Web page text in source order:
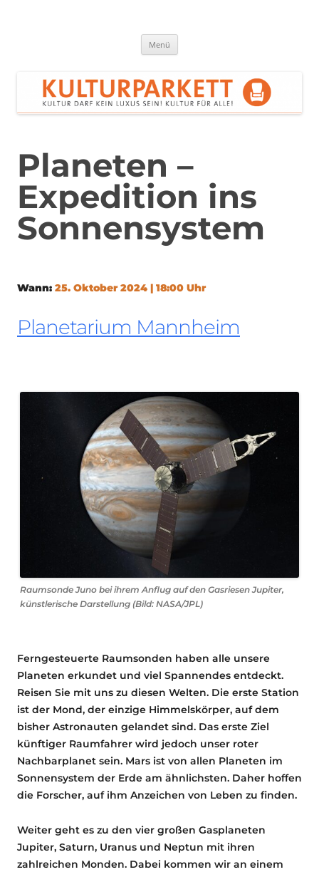
Menü
Planeten –
Expedition ins
Sonnensystem
Wann: 25. Oktober 2024 | 18:00 Uhr
Planetarium Mannheim
Raumsonde Juno bei ihrem Anflug auf den Gasriesen Jupiter,
künstlerische Darstellung (Bild: NASA/JPL)
Ferngesteuerte Raumsonden haben alle unsere
Planeten erkundet und viel Spannendes entdeckt.
Reisen Sie mit uns zu diesen Welten. Die erste Station
ist der Mond, der einzige Himmelskörper, auf dem
bisher Astronauten gelandet sind. Das erste Ziel
künftiger Raumfahrer wird jedoch unser roter
Nachbarplanet sein. Mars ist von allen Planeten im
Sonnensystem der Erde am ähnlichsten. Daher hoffen
die Forscher, auf ihm Anzeichen von Leben zu finden.
Weiter geht es zu den vier großen Gasplaneten
Jupiter, Saturn, Uranus und Neptun mit ihren
zahlreichen Monden. Dabei kommen wir an einem